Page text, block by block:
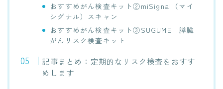
おすすめがん検査キット②miSignal（マイ
シグナル）スキャン
おすすめがん検査キット③SUGUME 膵臓
がんリスク検査キット
記事まとめ：定期的なリスク検査をおすす
めします